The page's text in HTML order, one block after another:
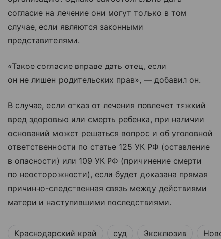
согласие на лечение они могут только в том
случае, если являются законными
представителями.
«Такое согласие вправе дать отец, если
он не лишен родительских прав», — добавил он.
В случае, если отказ от лечения повлечет тяжкий
вред здоровью или смерть ребенка, при наличии
оснований может решаться вопрос и об уголовной
ответственности по статье 125 УК РФ (оставление
в опасности) или 109 УК РФ (причинение смерти
по неосторожности), если будет доказана прямая
причинно-следственная связь между действиями
матери и наступившими последствиями.
Краснодарский край суд Эксклюзив